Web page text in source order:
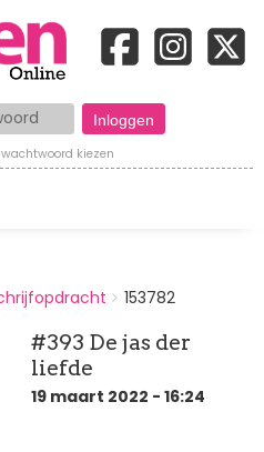
kiezen
153782
#393 De jas der
liefde
19 maart 2022 - 16:24